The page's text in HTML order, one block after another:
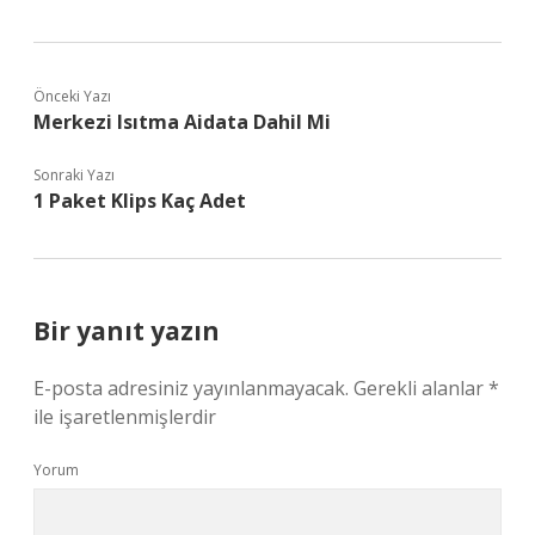
Önceki Yazı
Merkezi Isıtma Aidata Dahil Mi
Sonraki Yazı
1 Paket Klips Kaç Adet
Bir yanıt yazın
E-posta adresiniz yayınlanmayacak. Gerekli alanlar*
ile işaretlenmişlerdir
Yorum